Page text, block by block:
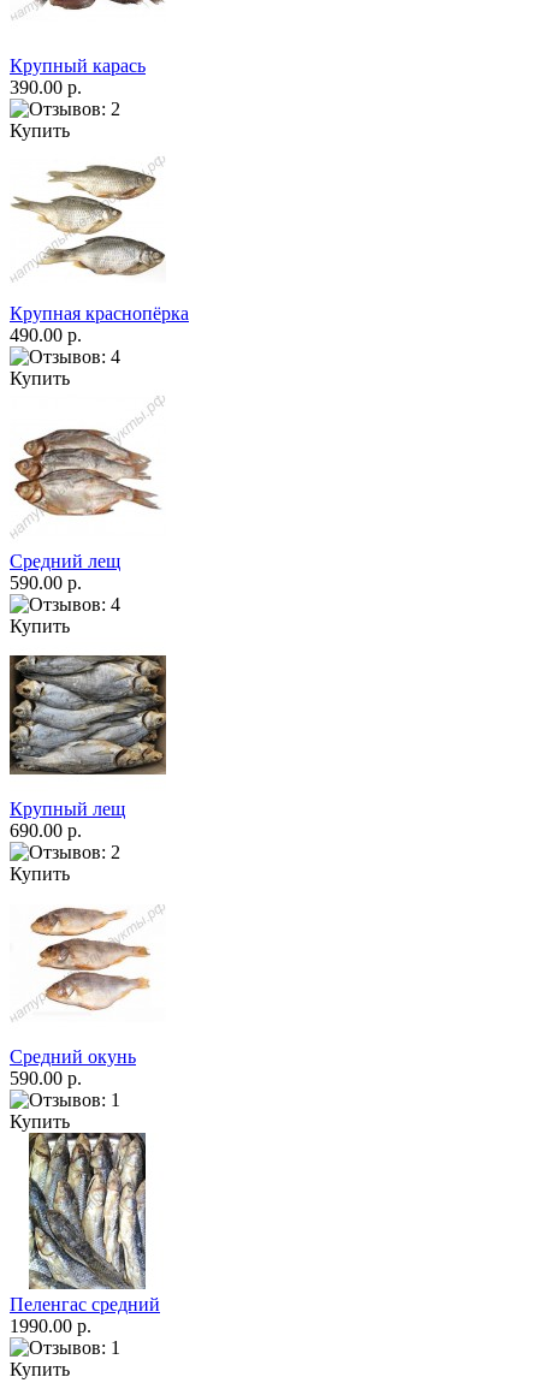
Крупный карась
390.00 р.
Купить
Крупная краснопёрка
490.00 р.
Купить
Средний лещ
590.00 р.
Купить
Крупный лещ
690.00 р.
Купить
Средний окунь
590.00 р.
Купить
Пеленгас средний
1990.00 р.
Купить